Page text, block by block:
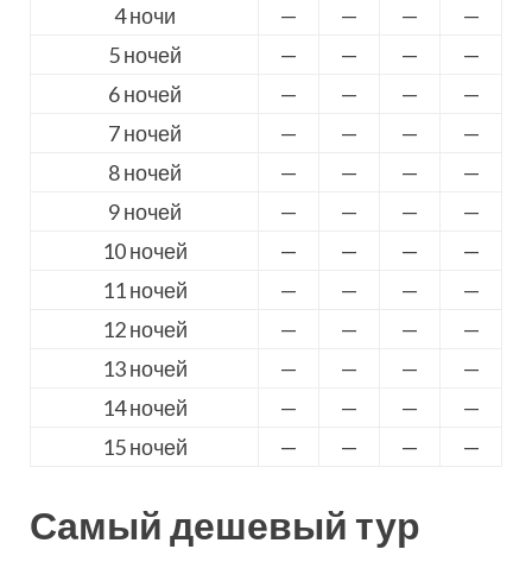
4 ночи
— — —
—
5 ночей
— — —
—
6 ночей
— — —
—
7 ночей
— — —
—
8 ночей
— — —
—
9 ночей
— — —
—
10 ночей
— — —
—
11 ночей
— — —
—
12 ночей
— — —
—
13 ночей
— — —
—
14 ночей
— — —
—
15 ночей
— — — —
Самый дешевый тур